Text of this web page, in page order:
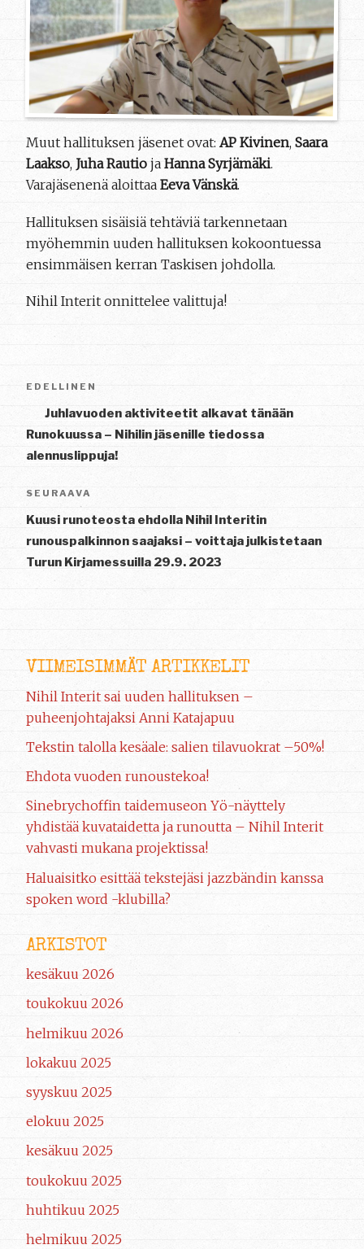
Muut hallituksen jäsenet ovat: AP Kivinen, Saara
Laakso, Juha Rautio ja Hanna Syrjämäki.
Varajäsenenä aloittaa Eeva Vänskä.
Hallituksen sisäisiä tehtäviä tarkennetaan
myöhemmin uuden hallituksen kokoontuessa
ensimmäisen kerran Taskisen johdolla.
Nihil Interit onnittelee valittuja!
selaus
Edellinen
artikkeli
EDELLINEN
Juhlavuoden aktiviteetit alkavat tänään
Runokuussa – Nihilin jäsenille tiedossa
alennuslippuja!
Seuraava
artikkeli
SEURAAVA
Kuusi runoteosta ehdolla Nihil Interitin
runouspalkinnon saajaksi – voittaja julkistetaan
Turun Kirjamessuilla 29.9. 2023
VIIMEISIMMÄT ARTIKKELIT
Nihil Interit sai uuden hallituksen –
puheenjohtajaksi Anni Katajapuu
Tekstin talolla kesäale: salien tilavuokrat –50%!
Ehdota vuoden runoustekoa!
Sinebrychoffin taidemuseon Yö-näyttely
yhdistää kuvataidetta ja runoutta – Nihil Interit
vahvasti mukana projektissa!
Haluaisitko esittää tekstejäsi jazzbändin kanssa
spoken word -klubilla?
ARKISTOT
kesäkuu 2026
toukokuu 2026
helmikuu 2026
lokakuu 2025
syyskuu 2025
elokuu 2025
kesäkuu 2025
toukokuu 2025
huhtikuu 2025
helmikuu 2025